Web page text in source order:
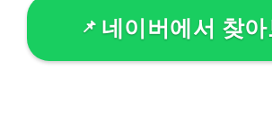
네이버에서 찾아